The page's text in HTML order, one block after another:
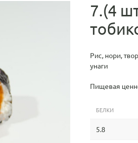
7.(4
Рис, нори,
унаги
Пищевая
БЕЛКИ
5.8